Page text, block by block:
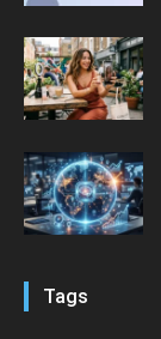
Tags